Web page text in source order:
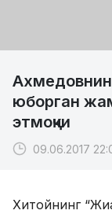
юборган
этмоқчи
09.06.2017
Хитойнинг